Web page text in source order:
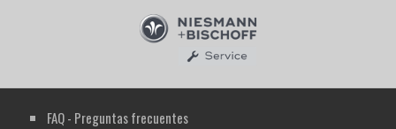
FAQ - Preguntas frecuentes